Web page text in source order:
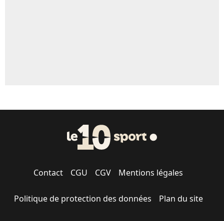
Contact CGU CGV Mentions légales
Politique de protection des données Plan du site